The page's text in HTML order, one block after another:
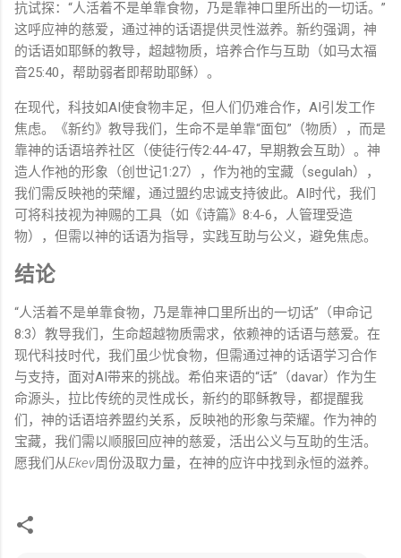
抗试探：“人活着不是单靠食物，乃是靠神口里所出的一切话。”
这呼应神的慈爱，通过神的话语提供灵性滋养。新约强调，神
的话语如耶稣的教导，超越物质，培养合作与互助（如马太福
音25:40，帮助弱者即帮助耶稣）。
在现代，科技如AI使食物丰足，但人们仍难合作，AI引发工作
焦虑。《新约》教导我们，生命不是单靠“面包”（物质），而是
靠神的话语培养社区（使徒行传2:44-47，早期教会互助）。神
造人作祂的形象（创世记1:27），作为祂的宝藏（segulah），
我们需反映祂的荣耀，通过盟约忠诚支持彼此。AI时代，我们
可将科技视为神赐的工具（如《诗篇》8:4-6，人管理受造
物），但需以神的话语为指导，实践互助与公义，避免焦虑。
结论
“人活着不是单靠食物，乃是靠神口里所出的一切话”（申命记
8:3）教导我们，生命超越物质需求，依赖神的话语与慈爱。在
现代科技时代，我们虽少忧食物，但需通过神的话语学习合作
与支持，面对AI带来的挑战。希伯来语的“话”（davar）作为生
命源头，拉比传统的灵性成长，新约的耶稣教导，都提醒我
们，神的话语培养盟约关系，反映祂的形象与荣耀。作为神的
宝藏，我们需以顺服回应神的慈爱，活出公义与互助的生活。
愿我们从Ekev周份汲取力量，在神的应许中找到永恒的滋养。